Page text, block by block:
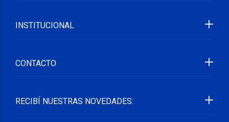
RECIBÍ NUESTRAS NOVEDADES:
INSTITUCIONAL
CONTACTO